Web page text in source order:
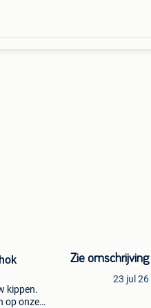
kippen.
op onze
Zie omschrijving
23 jul 26